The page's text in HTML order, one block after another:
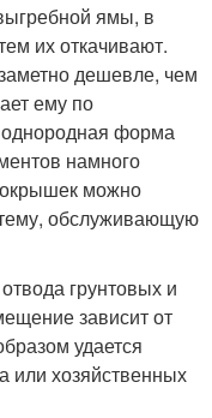
ямы, в
их откачивают.
дешевле, чем
ему по
однородная форма
намного
можно
обслуживающую
грунтовых и
зависит от
удается
или хозяйственных